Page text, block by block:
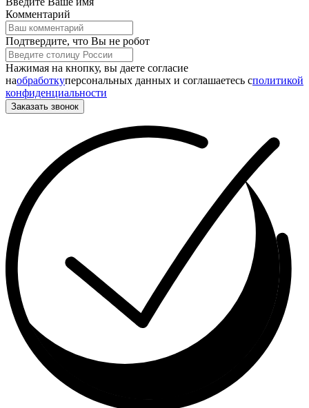
Комментарий
Подтвердите, что Вы не робот
Нажимая на кнопку, вы даете согласие
наобработкуперсональных данных и соглашаетесь cполитикой
конфиденциальности
Заказать звонок